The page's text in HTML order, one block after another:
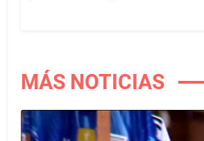
MÁS NOTICIAS